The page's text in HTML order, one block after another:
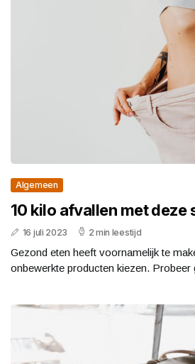
Algemeen
10 kilo afvallen met ​deze
16 juli 2023 2 min leestijd
Gezond eten heeft voornamelijk te
onbewerkte producten kiezen. Probeer